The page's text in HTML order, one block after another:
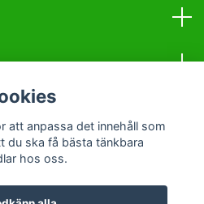
att anpassa det innehåll som
du ska få bästa tänkbara
hos oss.